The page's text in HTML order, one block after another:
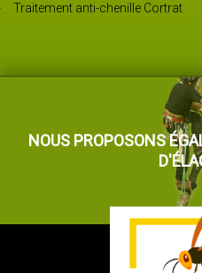
Traitement anti-chenille Cortrat
NOUS PROPOSONS